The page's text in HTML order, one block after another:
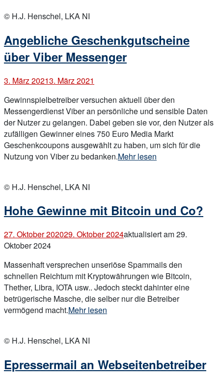
aus
post
© H.J. Henschel, LKA NI
Angebliche Geschenkgutscheine
über Viber Messenger
3. März 20213. März 2021
Gewinnspielbetreiber versuchen aktuell über den
Messengerdienst Viber an persönliche und sensible Daten
der Nutzer zu gelangen. Dabei geben sie vor, den Nutzer als
zufälligen Gewinner eines 750 Euro Media Markt
Geschenkcoupons ausgewählt zu haben, um sich für die
Nutzung von Viber zu bedanken.„Angebliche
Mehr lesen
post
© H.J. Henschel, LKA NI
Hohe Gewinne mit Bitcoin und Co?
27. Oktober 202029. Oktober 2024aktualisiert am 29.
Oktober 2024
Massenhaft versprechen unseriöse Spammails den
schnellen Reichtum mit Kryptowährungen wie Bitcoin,
Thether, Libra, IOTA usw.. Jedoch steckt dahinter eine
betrügerische Masche, die selber nur die Betreiber
vermögend macht.„Hohe
Bitcoin
Co?“
Mehr lesen
post
© H.J. Henschel, LKA NI
Epressermail an Webseitenbetreiber